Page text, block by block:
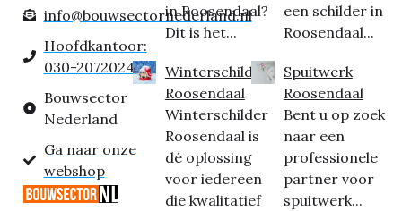
info@bouwsectornederland.nl
Hoofdkantoor:
030-2072024
Bouwsector
Nederland
Ga naar onze
webshop
in Roosendaal?
Dit is het...
Winterschilder
Roosendaal
Winterschilder
Roosendaal is
dé oplossing
voor iedereen
die kwalitatief
een schilder in
Roosendaal...
Spuitwerk
Roosendaal
Bent u op zoek
naar een
professionele
partner voor
spuitwerk...